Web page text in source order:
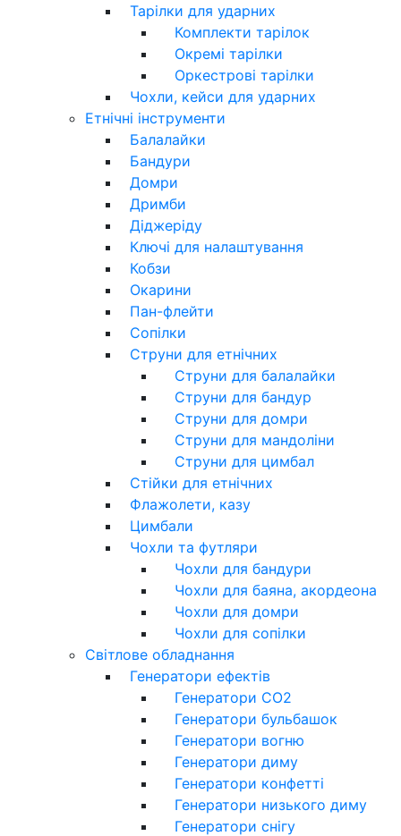
Тарілки для ударних
Комплекти тарілок
Окремі тарілки
Оркестрові тарілки
Чохли, кейси для ударних
Етнічні інструменти
Балалайки
Бандури
Домри
Дримби
Діджеріду
Ключі для налаштування
Кобзи
Окарини
Пан-флейти
Сопілки
Струни для етнічних
Струни для балалайки
Струни для бандур
Струни для домри
Струни для мандоліни
Струни для цимбал
Стійки для етнічних
Флажолети, казу
Цимбали
Чохли та футляри
Чохли для бандури
Чохли для баяна, акордеона
Чохли для домри
Чохли для сопілки
Світлове обладнання
Генератори ефектів
Генератори CO2
Генератори бульбашок
Генератори вогню
Генератори диму
Генератори конфетті
Генератори низького диму
Генератори снігу